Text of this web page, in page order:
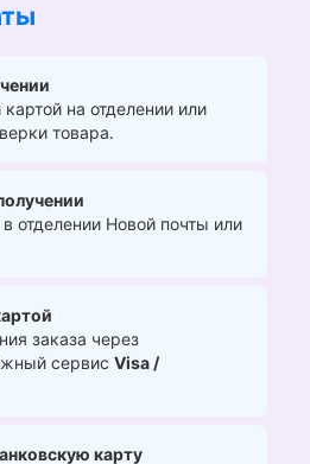
на отделении или
товара.
отделении Новой почты или
заказа через
сервис Visa /
карту